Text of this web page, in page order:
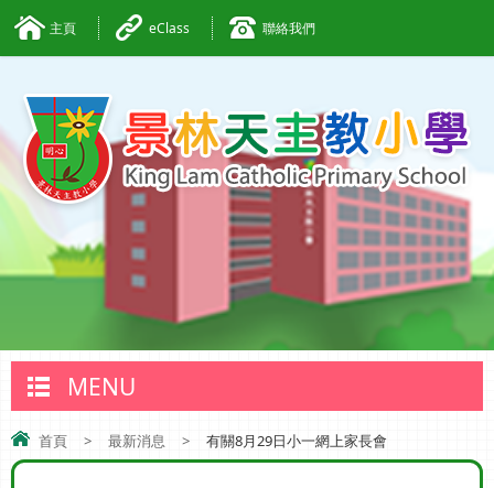
主頁 eClass 聯絡我們
MENU
首頁 > 最新消息 > 有關8月29日小一網上家長會